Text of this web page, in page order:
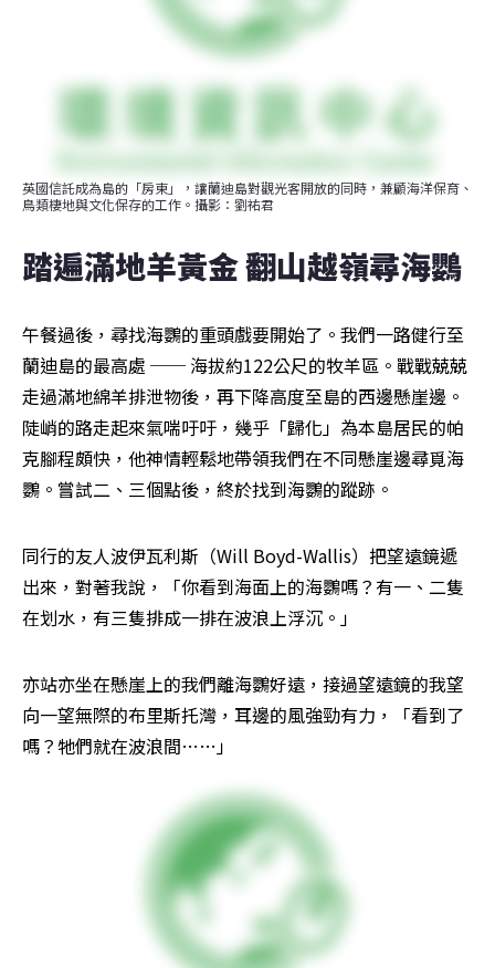
英國信託成為島的「房東」，讓蘭迪島對觀光客開放的同時，兼顧海洋保育、
鳥類棲地與文化保存的工作。攝影：劉祐君
踏遍滿地羊黃金 翻山越嶺尋海鸚
午餐過後，尋找海鸚的重頭戲要開始了。我們一路健行至
蘭迪島的最高處 ── 海拔約122公尺的牧羊區。戰戰兢兢
走過滿地綿羊排泄物後，再下降高度至島的西邊懸崖邊。
陡峭的路走起來氣喘吁吁，幾乎「歸化」為本島居民的帕
克腳程頗快，他神情輕鬆地帶領我們在不同懸崖邊尋覓海
鸚。嘗試二、三個點後，終於找到海鸚的蹤跡。
同行的友人波伊瓦利斯（Will Boyd-Wallis）把望遠鏡遞
出來，對著我說，「你看到海面上的海鸚嗎？有一、二隻
在划水，有三隻排成一排在波浪上浮沉。」
亦站亦坐在懸崖上的我們離海鸚好遠，接過望遠鏡的我望
向一望無際的布里斯托灣，耳邊的風強勁有力，「看到了
嗎？牠們就在波浪間……」